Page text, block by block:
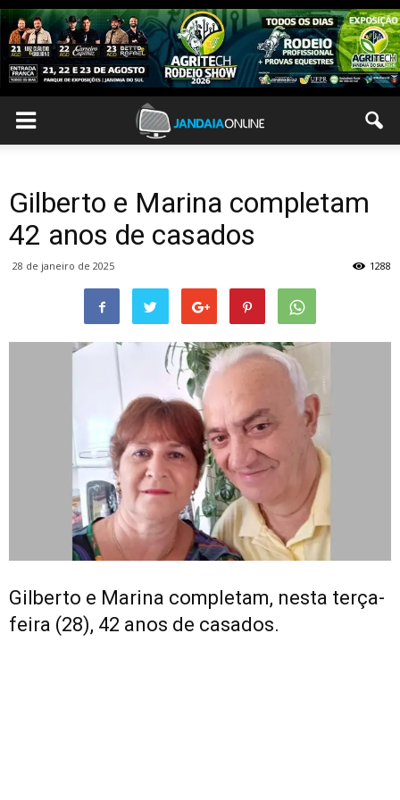
Gilberto e Marina completam
42 anos de casados
28 de janeiro de 2025 1288
Gilberto e Marina completam, nesta terça-
feira (28), 42 anos de casados.